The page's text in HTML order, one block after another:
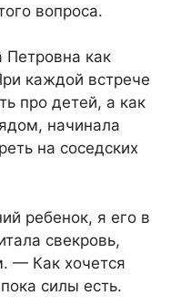
вопроса.
как
каждой встрече
про детей, а как
начинала
на соседских
ребенок, я его в
свекровь,
— Как хочется
силы есть.